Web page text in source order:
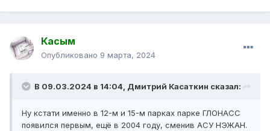
Касым
Опубликовано 9 марта, 2024
В 09.03.2024 в 14:04, Дмитрий Касаткин сказал:
Ну кстати именно в 12-м и 15-м парках парке ГЛОНАСС
появился первым, ещё в 2004 году, сменив АСУ НЭЖАН.